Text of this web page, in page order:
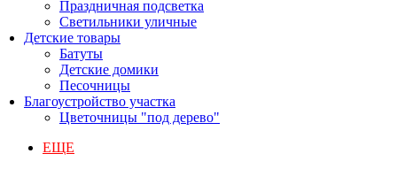
Праздничная подсветка
Светильники уличные
Детские товары
Батуты
Детские домики
Песочницы
Благоустройство участка
Цветочницы "под дерево"
ЕЩЕ